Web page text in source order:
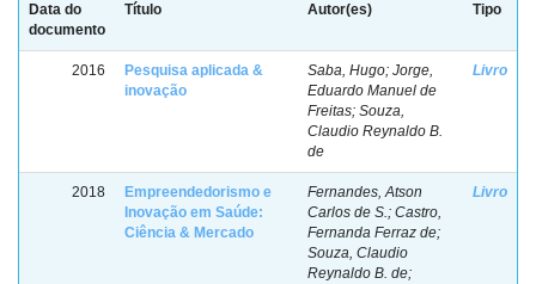
Data do
documento
Título Autor(es) Tipo
2016
Pesquisa aplicada &
inovação
Saba, Hugo; Jorge,
Eduardo Manuel de
Freitas; Souza,
Claudio Reynaldo B.
de
Livro
2018
Empreendedorismo e
Inovação em Saúde:
Ciência & Mercado
Fernandes, Atson
Carlos de S.; Castro,
Fernanda Ferraz de;
Souza, Claudio
Reynaldo B. de;
Livro